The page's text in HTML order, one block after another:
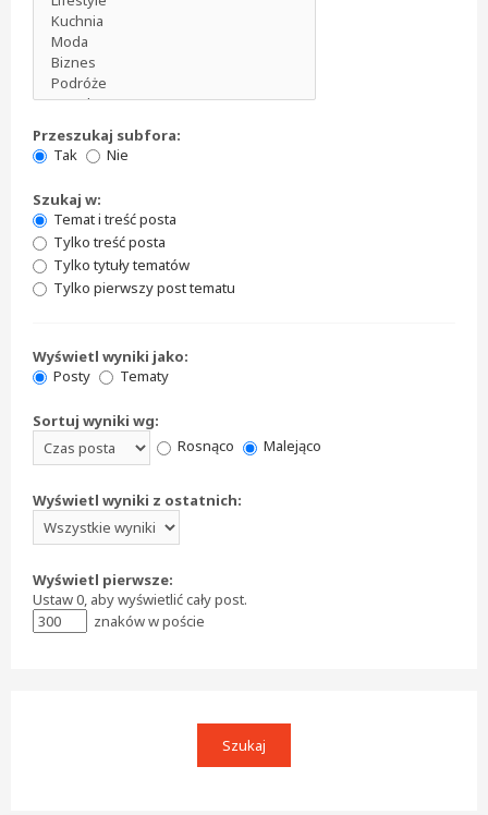
Przeszukaj subfora:
Tak
Nie
Szukaj w:
Temat i treść posta
Tylko treść posta
Tylko tytuły tematów
Tylko pierwszy post tematu
Wyświetl wyniki jako:
Posty
Tematy
Sortuj wyniki wg:
Rosnąco
Malejąco
Wyświetl wyniki z ostatnich:
Wyświetl pierwsze:
Ustaw 0, aby wyświetlić cały post.
znaków w poście